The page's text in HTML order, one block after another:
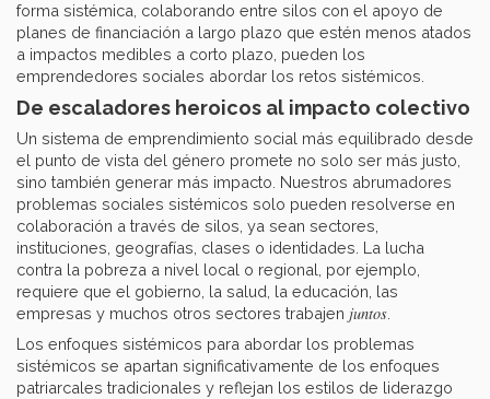
forma sistémica, colaborando entre silos con el apoyo de
planes de financiación a largo plazo que estén menos atados
a impactos medibles a corto plazo, pueden los
emprendedores sociales abordar los retos sistémicos.
De escaladores heroicos al impacto colectivo
Un sistema de emprendimiento social más equilibrado desde
el punto de vista del género promete no solo ser más justo,
sino también generar más impacto. Nuestros abrumadores
problemas sociales sistémicos solo pueden resolverse en
colaboración a través de silos, ya sean sectores,
instituciones, geografías, clases o identidades. La lucha
contra la pobreza a nivel local o regional, por ejemplo,
requiere que el gobierno, la salud, la educación, las
empresas y muchos otros sectores trabajen juntos
Los enfoques sistémicos para abordar los problemas
sistémicos se apartan significativamente de los enfoques
patriarcales tradicionales y reflejan los estilos de liderazgo